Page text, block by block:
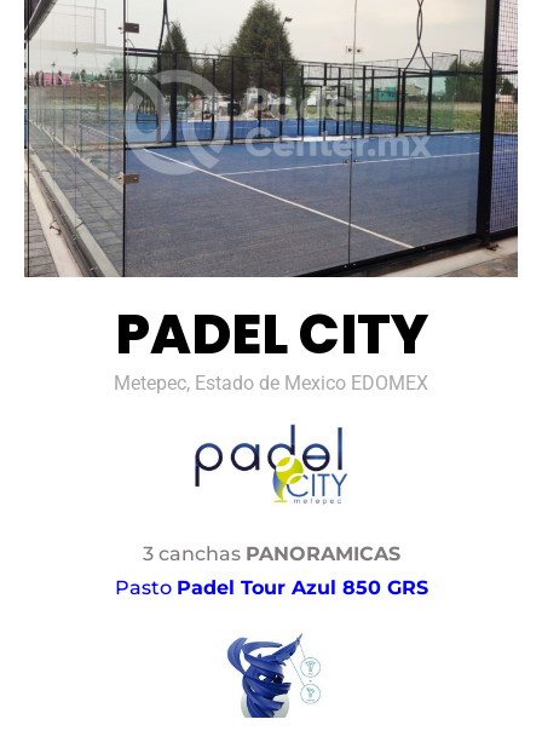
PADEL CITY
Metepec, Estado de Mexico EDOMEX
3 canchas PANORAMICAS
Pasto Padel Tour Azul 850 GRS